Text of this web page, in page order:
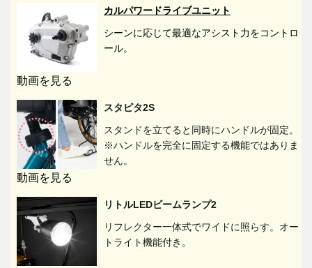
カルパワードライブユニット
シーンに応じて最適なアシスト力をコントロ
ール。
動画を見る
スタピタ2S
スタンドを立てると同時にハンドルが固定。
※ハンドルを完全に固定する機能ではありま
せん。
動画を見る
リトルLEDビームランプ2
リフレクター一体式でワイドに照らす。オー
トライト機能付き。